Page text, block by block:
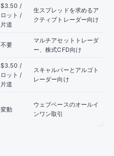
$3.50 /
ロット /
片道
生スプレッドを求めるア
クティブトレーダー向け
不要
マルチアセットトレーダ
ー、株式CFD向け
$3.50 /
ロット /
片道
スキャルパーとアルゴト
レーダー向け
変動
ウェブベースのオールイ
ンワン取引